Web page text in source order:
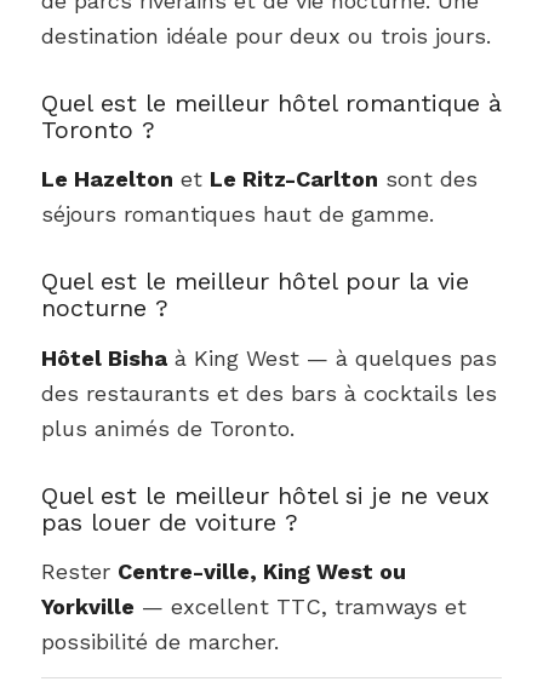
destination idéale pour deux ou trois jours.
Quel est le meilleur hôtel romantique à
Toronto ?
Le Hazelton et Le Ritz-Carlton sont des
séjours romantiques haut de gamme.
Quel est le meilleur hôtel pour la vie
nocturne ?
Hôtel Bishaà King West — à quelques pas
des restaurants et des bars à cocktails les
plus animés de Toronto.
Quel est le meilleur hôtel si je ne veux
pas louer de voiture ?
Rester Centre-ville, King West ou
Yorkville — excellent TTC, tramways et
possibilité de marcher.